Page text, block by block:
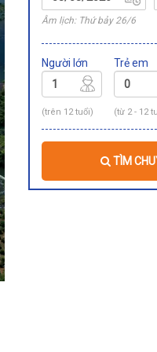
Âm lịch: Thứ bảy 26/6
Người lớn
(trên 12 tuổi)
Trẻ em
(từ 2 - 12
TÌM